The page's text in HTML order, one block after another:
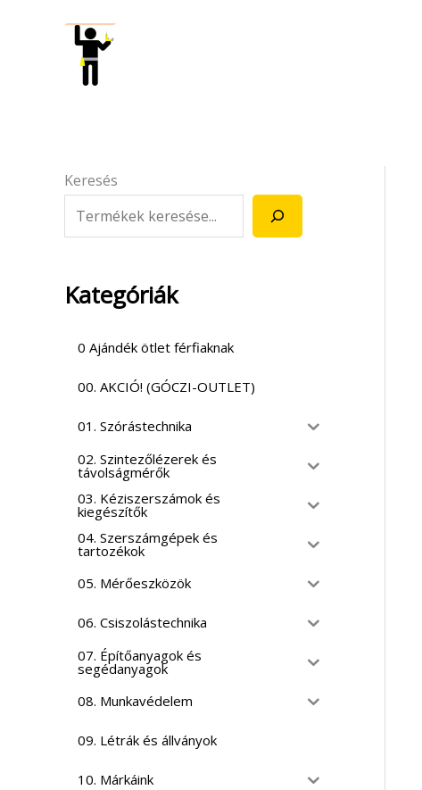
Keresés
Kategóriák
0 Ajándék ötlet férfiaknak
00. AKCIÓ! (GÓCZI-OUTLET)
01. Szórástechnika
02. Szintezőlézerek és
távolságmérők
03. Kéziszerszámok és
kiegészítők
04. Szerszámgépek és
tartozékok
05. Mérőeszközök
06. Csiszolástechnika
07. Építőanyagok és
segédanyagok
08. Munkavédelem
09. Létrák és állványok
10. Márkáink